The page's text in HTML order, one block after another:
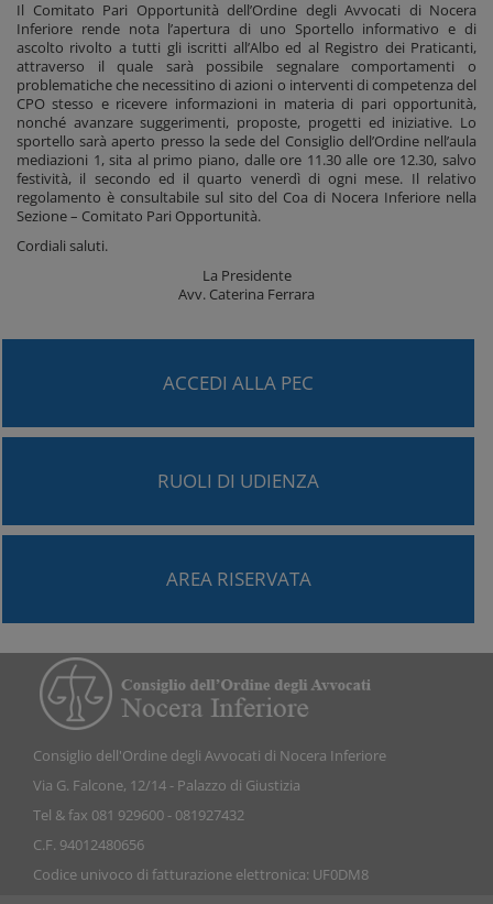
Il Comitato Pari Opportunità dell’Ordine degli Avvocati di Nocera
Inferiore rende nota l’apertura di uno Sportello informativo e di
ascolto rivolto a tutti gli iscritti all’Albo ed al Registro dei Praticanti,
attraverso il quale sarà possibile segnalare comportamenti o
problematiche che necessitino di azioni o interventi di competenza del
CPO stesso e ricevere informazioni in materia di pari opportunità,
nonché avanzare suggerimenti, proposte, progetti ed iniziative. Lo
sportello sarà aperto presso la sede del Consiglio dell’Ordine nell’aula
mediazioni 1, sita al primo piano, dalle ore 11.30 alle ore 12.30, salvo
festività, il secondo ed il quarto venerdì di ogni mese. Il relativo
regolamento è consultabile sul sito del Coa di Nocera Inferiore nella
Sezione – Comitato Pari Opportunità.
Cordiali saluti.
La Presidente
Avv. Caterina Ferrara
ACCEDI ALLA PEC
RUOLI DI UDIENZA
AREA RISERVATA
Consiglio dell'Ordine degli Avvocati di Nocera Inferiore
Via G. Falcone, 12/14 - Palazzo di Giustizia
Tel & fax 081 929600 - 081927432
C.F. 94012480656
Codice univoco di fatturazione elettronica: UF0DM8